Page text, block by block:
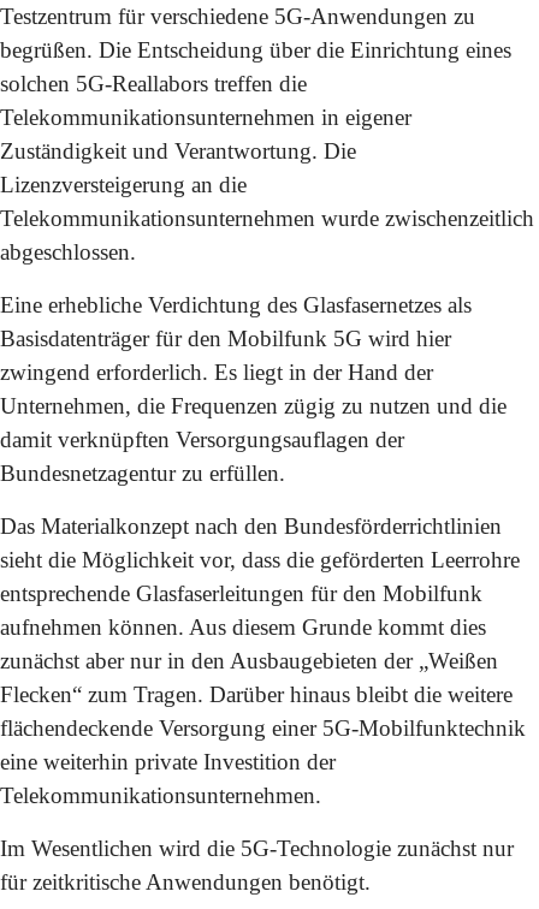
Testzentrum für verschiedene 5G-Anwendungen zu
begrüßen. Die Entscheidung über die Einrichtung eines
solchen 5G-Reallabors treffen die
Telekommunikationsunternehmen in eigener
Zuständigkeit und Verantwortung. Die
Lizenzversteigerung an die
Telekommunikationsunternehmen wurde zwischenzeitlich
abgeschlossen.
Eine erhebliche Verdichtung des Glasfasernetzes als
Basisdatenträger für den Mobilfunk 5G wird hier
zwingend erforderlich. Es liegt in der Hand der
Unternehmen, die Frequenzen zügig zu nutzen und die
damit verknüpften Versorgungsauflagen der
Bundesnetzagentur zu erfüllen.
Das Materialkonzept nach den Bundesförderrichtlinien
sieht die Möglichkeit vor, dass die geförderten Leerrohre
entsprechende Glasfaserleitungen für den Mobilfunk
aufnehmen können. Aus diesem Grunde kommt dies
zunächst aber nur in den Ausbaugebieten der „Weißen
Flecken“ zum Tragen. Darüber hinaus bleibt die weitere
flächendeckende Versorgung einer 5G-Mobilfunktechnik
eine weiterhin private Investition der
Telekommunikationsunternehmen.
Im Wesentlichen wird die 5G-Technologie zunächst nur
für zeitkritische Anwendungen benötigt.